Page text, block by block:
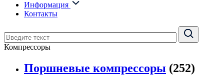
Информация
Контакты
Компрессоры
Поршневые компрессоры (252)